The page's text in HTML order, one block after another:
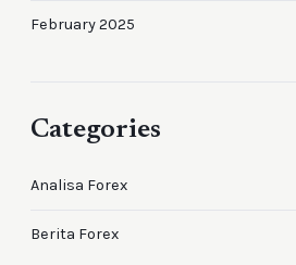
February 2025
Categories
Analisa Forex
Berita Forex